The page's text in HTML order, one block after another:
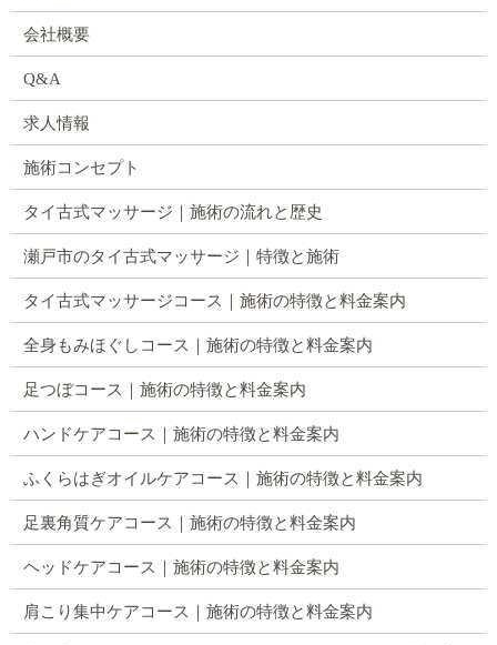
会社概要
Q&A
求人情報
施術コンセプト
タイ古式マッサージ｜施術の流れと歴史
瀬戸市のタイ古式マッサージ｜特徴と施術
タイ古式マッサージコース｜施術の特徴と料金案内
全身もみほぐしコース｜施術の特徴と料金案内
足つぼコース｜施術の特徴と料金案内
ハンドケアコース｜施術の特徴と料金案内
ふくらはぎオイルケアコース｜施術の特徴と料金案内
足裏角質ケアコース｜施術の特徴と料金案内
ヘッドケアコース｜施術の特徴と料金案内
肩こり集中ケアコース｜施術の特徴と料金案内